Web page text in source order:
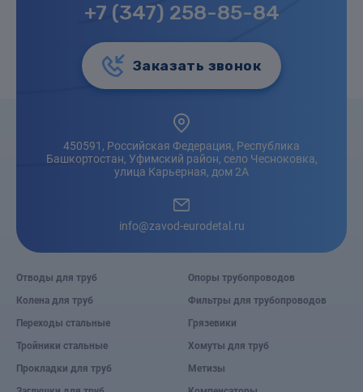
+7 (347) 258-85-84
Заказать звонок
450591, Российская Федерация, Республика
Башкортостан, Уфимский район, село Чесноковка,
улица Карьерная, дом 2А
info@zavod-eurodetal.ru
Отводы для труб
Колена для труб
Переходы стальные
Тройники стальные
Прокладки для труб
Опоры трубопроводов
Фильтры для трубопроводов
Грязевики
Хомуты для труб
Метизы